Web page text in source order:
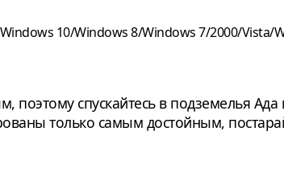
Windows 10/Windows 8/Windows 7/2000/Vista/
спускайтесь в подземелья
только самым достойным,